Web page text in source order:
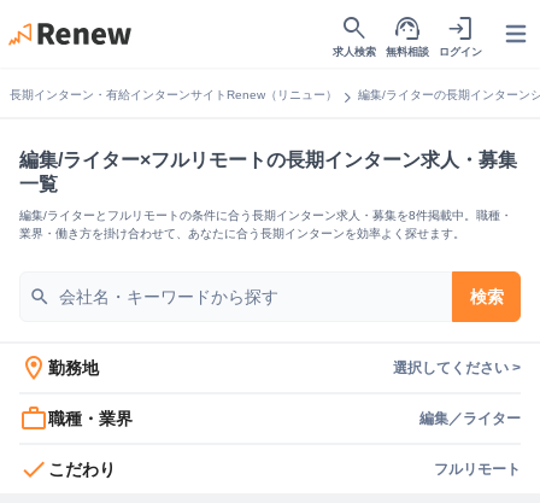
search
求人検索
support_agent
無料相談
login
ログイン
長期インターン・有給インターンサイトRenew（リニュー） chevron_right 編集/ライターの長期インターン
編集/ライター×フルリモートの長期インターン求人・募集
一覧
編集/ライターとフルリモートの条件に合う長期インターン求人・募集を8件掲載中。職種・
業界・働き方を掛け合わせて、あなたに合う長期インターンを効率よく探せます。
search 検索
location_on 勤務地 選択してください >
work_outline職種・業界 編集／ライター
check こだわり フルリモート